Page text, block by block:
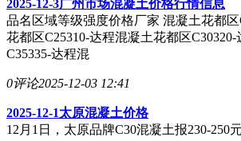
2025-12-3广州市场混凝土价格行情信息
品名区域等级强度价格厂家 混凝土花都区
花都区C25310-达程混凝土花都区
C35335-达程混
0评论2025-12-03 12:41
2025-12-1太原混凝土价格
12月1日，太原品牌C30混凝土报230-250元